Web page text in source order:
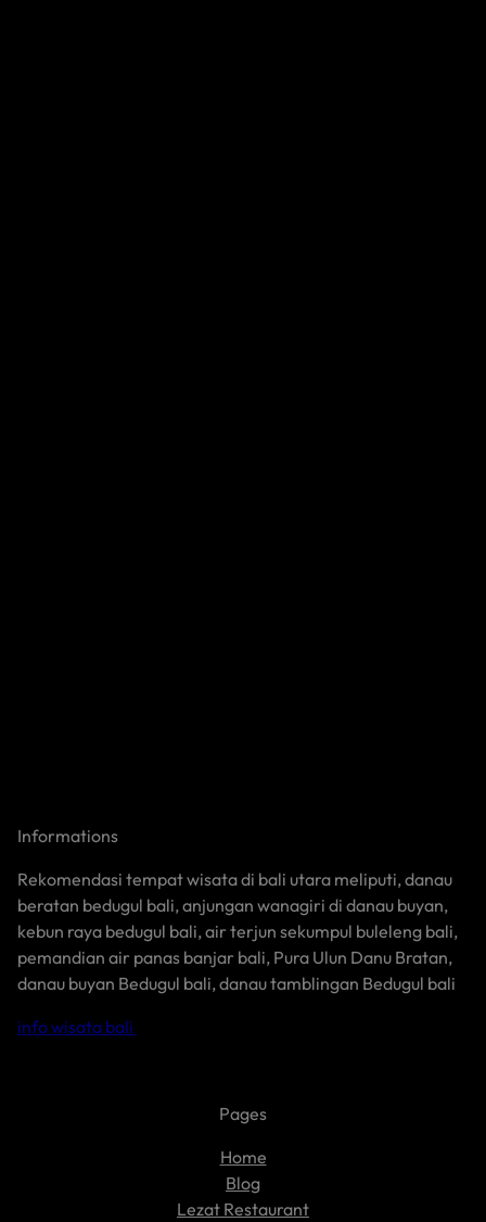
Informations
Rekomendasi tempat wisata di bali utara meliputi, danau
beratan bedugul bali, anjungan wanagiri di danau buyan,
kebun raya bedugul bali, air terjun sekumpul buleleng bali,
pemandian air panas banjar bali, Pura Ulun Danu Bratan,
danau buyan Bedugul bali, danau tamblingan Bedugul bali
info wisata bali
Pages
Home
Blog
Lezat Restaurant